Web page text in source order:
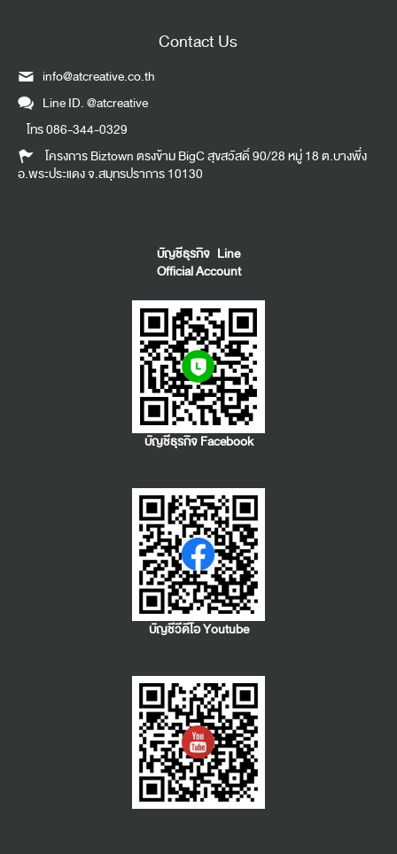
Contact Us
info@atcreative.co.th
Line ID.@atcreative
โทร086-344-0329
โครงการ Biztown ตรงข้าม BigC สุขสวัสดิ์ 90/28 หมู่ 18 ต.บางพึ่ง
อ.พระประแดง จ.สมุทรปราการ 10130
บัญชีธุรกิจ Line
Official Account
บัญชีธุรกิจ Facebook
บัญชีวีดีโอ Youtube